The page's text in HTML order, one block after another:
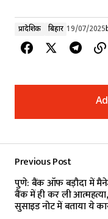
प्रादेशिक बिहार 19/07/2025
Required fields
Previous Post
पुणे: बैंक ऑफ बड़ौदा में
बैंक में ही कर ली आत्महत्या,
सुसाइड नोट में बताया ये